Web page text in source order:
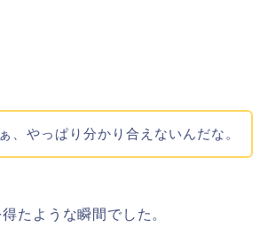
、やっぱり分かり合えないんだな。
たような瞬間でした。